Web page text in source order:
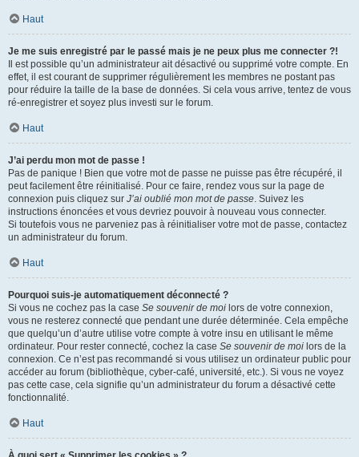
Haut
Je me suis enregistré par le passé mais je ne peux plus me connecter ?!
Il est possible qu’un administrateur ait désactivé ou supprimé votre compte. En
effet, il est courant de supprimer régulièrement les membres ne postant pas
pour réduire la taille de la base de données. Si cela vous arrive, tentez de vous
ré-enregistrer et soyez plus investi sur le forum.
Haut
J’ai perdu mon mot de passe !
Pas de panique ! Bien que votre mot de passe ne puisse pas être récupéré, il
peut facilement être réinitialisé. Pour ce faire, rendez vous sur la page de
connexion puis cliquez sur J’ai oublié mon mot de passe. Suivez les
instructions énoncées et vous devriez pouvoir à nouveau vous connecter.
Si toutefois vous ne parveniez pas à réinitialiser votre mot de passe, contactez
un administrateur du forum.
Haut
Pourquoi suis-je automatiquement déconnecté ?
Si vous ne cochez pas la case Se souvenir de moi lors de votre connexion,
vous ne resterez connecté que pendant une durée déterminée. Cela empêche
que quelqu’un d’autre utilise votre compte à votre insu en utilisant le même
ordinateur. Pour rester connecté, cochez la case Se souvenir de moi lors de la
connexion. Ce n’est pas recommandé si vous utilisez un ordinateur public pour
accéder au forum (bibliothèque, cyber-café, université, etc.). Si vous ne voyez
pas cette case, cela signifie qu’un administrateur du forum a désactivé cette
fonctionnalité.
Haut